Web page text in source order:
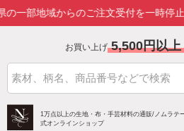
からのご注文受付を一時停止しており
お買い上げ 5,500円以上
1万点以上の生地・布・手芸材料の通販/ ノムラテ
式オンラインショップ